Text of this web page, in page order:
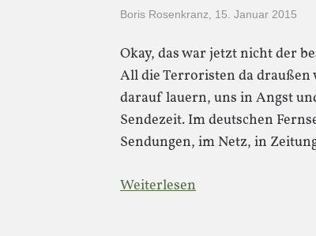
Boris Rosenkranz 15. Januar 2015
Okay, das war jetzt nicht der
All die Terroristen da draußen
darauf lauern, uns in Angst
Sendezeit. Im deutschen
Sendungen, im Netz, in
Weiterlesen